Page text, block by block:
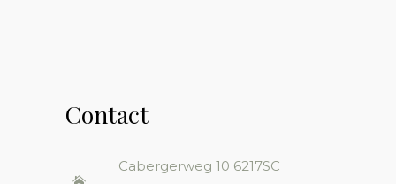
Contact
Cabergerweg 10 6217SC